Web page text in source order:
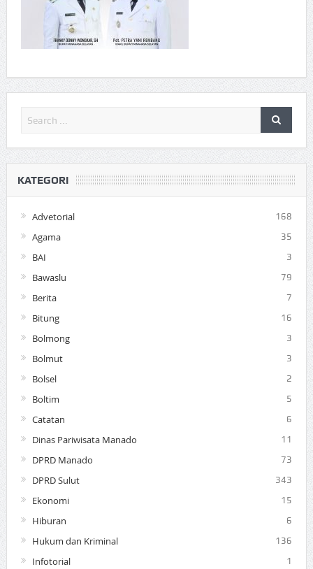
KATEGORI
Advetorial 168
Agama 35
BAI 3
Bawaslu 79
Berita 7
Bitung 16
Bolmong 3
Bolmut 3
Bolsel 2
Boltim 5
Catatan 6
Dinas Pariwisata Manado 11
DPRD Manado 73
DPRD Sulut 343
Ekonomi 15
Hiburan 6
Hukum dan Kriminal 136
Infotorial 1